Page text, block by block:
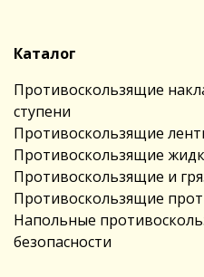
Каталог
Противоскользящие
ступени
Противоскользящие
Противоскользящие
Противоскользящие и
Противоскользящие
Напольные
безопасности